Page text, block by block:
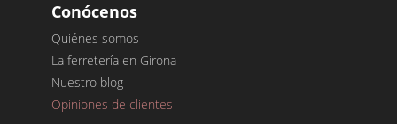
Conócenos
Quiénes somos
La ferretería en Girona
Nuestro blog
Opiniones de clientes